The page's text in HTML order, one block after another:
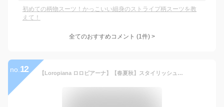
初めての柄物スーツ！かっこいい細身のストライプ柄スーツを教
えて！
全てのおすすめコメント (1件) >
no. 12 【Loropiana ロロピアーナ】【春夏秋】スタイリッシュタイプ 【YA体】【A4】【AB体】2ボタンシングルスーツ/グレー格子/黒ストライプ/紺チェック/グレーストライプロゴ入り裏地使い【送料無料】